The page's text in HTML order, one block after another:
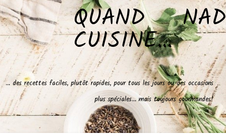
QUAND NAD
CUISINE…
… des recettes faciles, plutôt rapides, pour tous les jours ou des occasions
plus spéciales… mais toujours gourmandes!